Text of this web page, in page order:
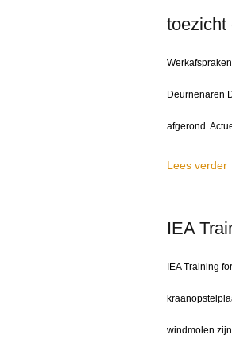
toezicht
Deurnenaren
afgerond.
Lees verder
IEA
IEA Training
windmolen